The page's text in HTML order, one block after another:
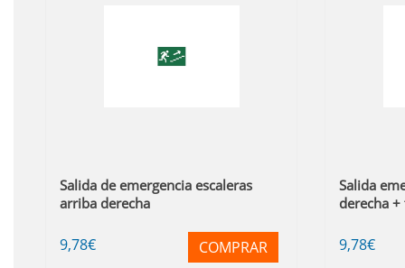
Salida de emergencia escaleras
arriba derecha
9,78€ COMPRAR
Salida
derecha
9,78€